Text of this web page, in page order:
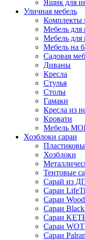
Ящик для
Уличная мебель
Комплекты
Мебель для
Мебель для
Мебель на
Садовая
Диваны
Кресла
Стулья
Столы
Гамаки
Кресла из
Кровати
Мебель
Хозблоки сараи
Хозблоки
Тентовые
Сарай из
Cараи
Cараи
Сараи
Сараи
Сараи
Сараи